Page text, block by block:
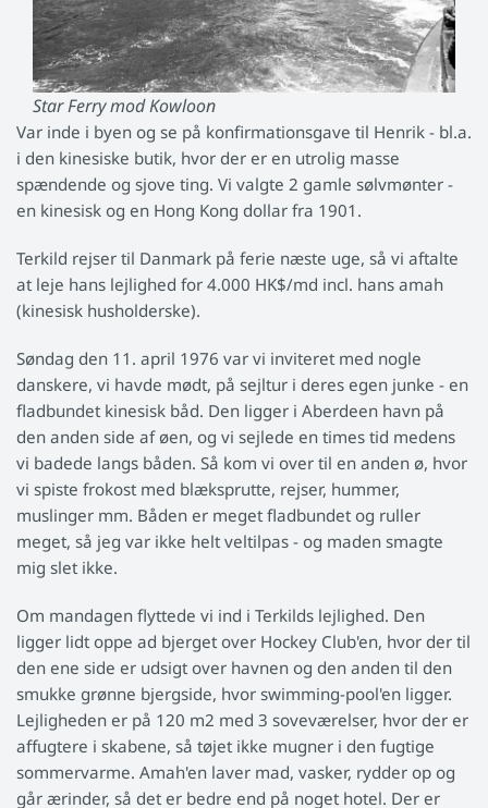
Star Ferry mod Kowloon
Var inde i byen og se på konfirmationsgave til Henrik - bl.a.
i den kinesiske butik, hvor der er en utrolig masse
spændende og sjove ting. Vi valgte 2 gamle sølvmønter -
en kinesisk og en Hong Kong dollar fra 1901.
Terkild rejser til Danmark på ferie næste uge, så vi aftalte
at leje hans lejlighed for 4.000 HK$/md incl. hans amah
(kinesisk husholderske).
Søndag den 11. april 1976 var vi inviteret med nogle
danskere, vi havde mødt, på sejltur i deres egen junke - en
fladbundet kinesisk båd. Den ligger i Aberdeen havn på
den anden side af øen, og vi sejlede en times tid medens
vi badede langs båden. Så kom vi over til en anden ø, hvor
vi spiste frokost med blæksprutte, rejser, hummer,
muslinger mm. Båden er meget fladbundet og ruller
meget, så jeg var ikke helt veltilpas - og maden smagte
mig slet ikke.
Om mandagen flyttede vi ind i Terkilds lejlighed. Den
ligger lidt oppe ad bjerget over Hockey Club'en, hvor der til
den ene side er udsigt over havnen og den anden til den
smukke grønne bjergside, hvor swimming-pool'en ligger.
Lejligheden er på 120 m2 med 3 soveværelser, hvor der er
affugtere i skabene, så tøjet ikke mugner i den fugtige
sommervarme. Amah'en laver mad, vasker, rydder op og
går ærinder, så det er bedre end på noget hotel. Der er